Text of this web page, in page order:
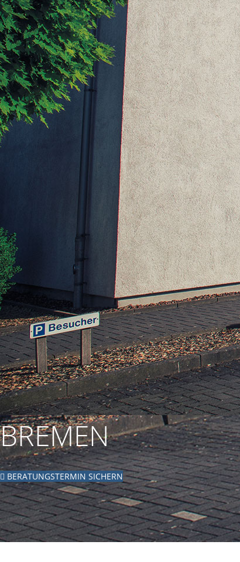
BREMEN
BERATUNGSTERMIN SICHERN